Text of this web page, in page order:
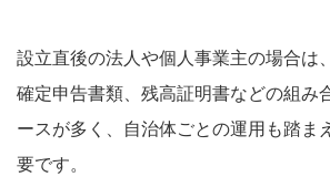
設立直後の法人や個人事業主の場合は
確定申告書類、残高証明書などの組み
ースが多く、自治体ごとの運用も踏ま
要です。